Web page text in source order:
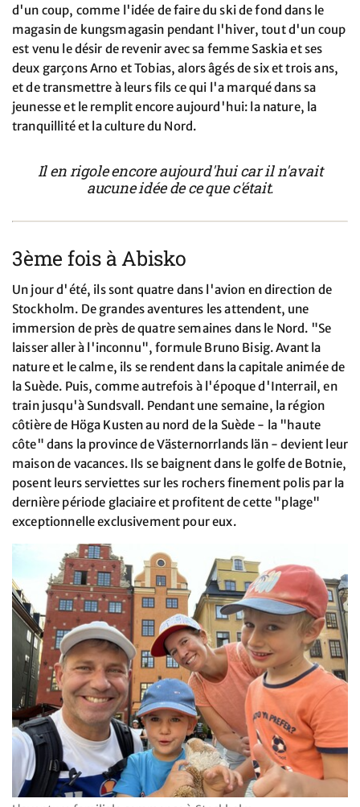
d'un coup, comme l'idée de faire du ski de fond dans le
magasin de kungsmagasin pendant l'hiver, tout d'un coup
est venu le désir de revenir avec sa femme Saskia et ses
deux garçons Arno et Tobias, alors âgés de six et trois ans,
et de transmettre à leurs fils ce qui l'a marqué dans sa
jeunesse et le remplit encore aujourd'hui: la nature, la
tranquillité et la culture du Nord.
Il en rigole encore aujourd'hui car il n'avait
aucune idée de ce que c'était.
3ème fois à Abisko
Un jour d'été, ils sont quatre dans l'avion en direction de
Stockholm. De grandes aventures les attendent, une
immersion de près de quatre semaines dans le Nord. "Se
laisser aller à l'inconnu", formule Bruno Bisig. Avant la
nature et le calme, ils se rendent dans la capitale animée de
la Suède. Puis, comme autrefois à l'époque d'Interrail, en
train jusqu'à Sundsvall. Pendant une semaine, la région
côtière de Höga Kusten au nord de la Suède - la "haute
côte" dans la province de Västernorrlands län - devient leur
maison de vacances. Ils se baignent dans le golfe de Botnie,
posent leurs serviettes sur les rochers finement polis par la
dernière période glaciaire et profitent de cette "plage"
exceptionnelle exclusivement pour eux.